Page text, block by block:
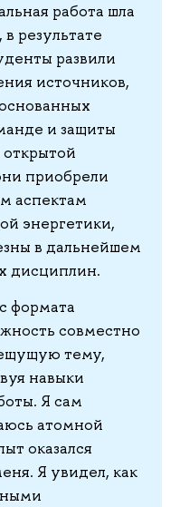
работа шла
результате
развили
источников,
и защиты
приобрели
аспектам
энергетики,
в дальнейшем
дисциплин.
формата
совместно
тему,
навыки
Я сам
атомной
оказался
Я увидел, как